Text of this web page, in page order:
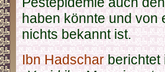
haben könnte und von
nichts bekannt ist.
Ibn Hadscharberichtet